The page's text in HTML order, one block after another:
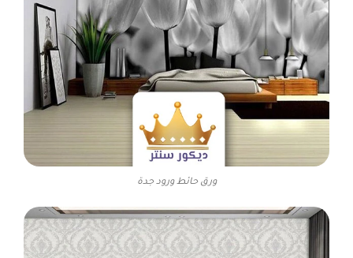
ورق حائط ورود جدة